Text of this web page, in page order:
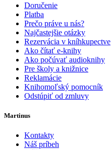
Doručenie
Platba
Prečo práve u nás?
Najčastejšie otázky
Rezervácia v kníhkupectve
Ako čítať e-knihy
Ako počúvať audioknihy
Pre školy a knižnice
Reklamácie
Knihomoľský pomocník
Odstúpiť od zmluvy
Martinus
Kontakty
Náš príbeh